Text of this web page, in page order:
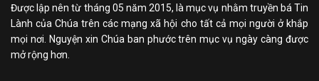
Được lập nên từ tháng 05 năm 2015, là mục vụ nhằm truyền bá Tin
Lành của Chúa trên các mạng xã hội cho tất cả mọi người ở khắp
mọi nơi. Nguyện xin Chúa ban phước trên mục vụ ngày càng được
mở rộng hơn.